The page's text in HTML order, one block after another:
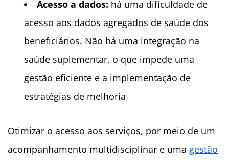
Acesso a dados: há uma dificuldade de
acesso aos dados agregados de saúde dos
beneficiários. Não há uma integração na
saúde suplementar, o que impede uma
gestão eficiente e a implementação de
estratégias de melhoria
Otimizar o acesso aos serviços, por meio de um
acompanhamento multidisciplinar e uma gestão